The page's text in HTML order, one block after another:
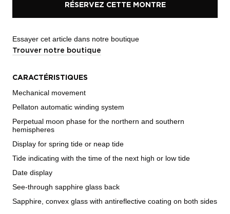
RÉSERVEZ CETTE MONTRE
Essayer cet article dans notre boutique
Trouver notre boutique
CARACTÉRISTIQUES
Mechanical movement
Pellaton automatic winding system
Perpetual moon phase for the northern and southern
hemispheres
Display for spring tide or neap tide
Tide indicating with the time of the next high or low tide
Date display
See-through sapphire glass back
Sapphire, convex glass with antireflective coating on both sides